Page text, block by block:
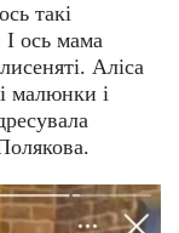
такі
ось мама
Аліса
малюнки і